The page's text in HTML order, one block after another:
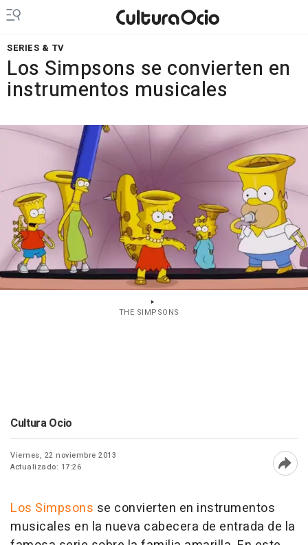
SERIES & TV
Los Simpsons se convierten en
instrumentos musicales
THE SIMPSONS
Cultura Ocio
Viernes, 22 noviembre 2013
Actualizado: 17:26
Los Simpsons se convierten en instrumentos
musicales en la nueva cabecera de entrada de la